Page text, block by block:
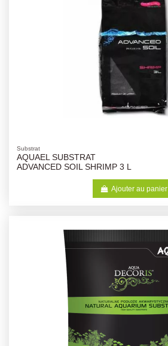
Substrat
AQUAEL SUBSTRAT
ADVANCED SOIL SHRIMP 3 L
Ajouter au panier